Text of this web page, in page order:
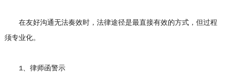
在友好沟通无法奏效时，法律途径是最直接有效的方式，但过程
须专业化。
1、律师函警示